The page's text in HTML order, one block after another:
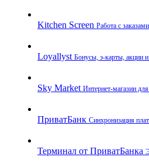
Kitchen Screen Работа с
Loyallyst Бонусы, э‑карты, акции
Sky Market Интернет‑магазин
ПриватБанк Синхронизация
Терминал от ПриватБанка